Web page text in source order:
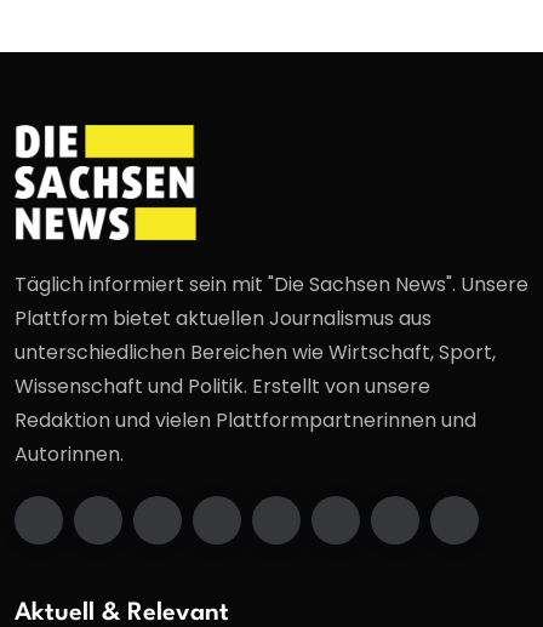
Täglich informiert sein mit "Die Sachsen News". Unsere
Plattform bietet aktuellen Journalismus aus
unterschiedlichen Bereichen wie Wirtschaft, Sport,
Wissenschaft und Politik. Erstellt von unsere
Redaktion und vielen Plattformpartnerinnen und
Autorinnen.
Aktuell & Relevant